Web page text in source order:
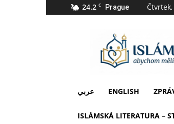
24.2 C Prague
عربي ENGLISH
ISLÁMSKÁ LITERATURA –